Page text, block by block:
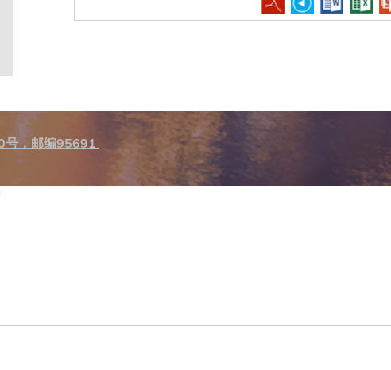
号，邮编95691